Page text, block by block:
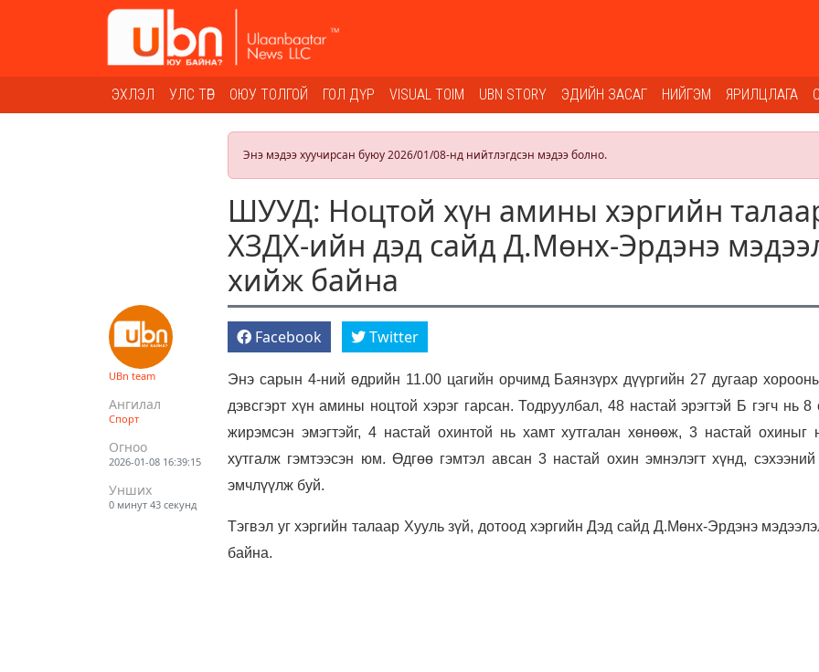
ЭХЛЭЛ УЛС ТӨР ОЮУ ТОЛГОЙ ГОЛ ДҮР VISUAL TOIM UBN STORY ЭДИЙН ЗАСАГ НИЙГЭМ ЯРИЛЦЛАГА
Энэ мэдээ хуучирсан буюу 2026/01/08-нд нийтлэгдсэн мэдээ болно.
ШУУД: Ноцтой хүн амины хэргийн
ХЗДХ-ийн дэд сайд Д.Мөнх-Эрдэнэ
хийж байна
UBn team
Ангилал
Спорт
Огноо
2026-01-08 16:39:15
Унших
0 минут 43 секунд
Facebook Twitter
Энэ сарын 4-ний өдрийн 11.00 цагийн орчимд Баянзүрх дүүргийн 27 дугаар
дэвсгэрт хүн амины ноцтой хэрэг гарсан. Тодруулбал, 48 настай эрэгтэй Б гэгч нь 8
жирэмсэн эмэгтэйг, 4 настай охинтой нь хамт хутгалан хөнөөж, 3 настай охиныг
хутгалж гэмтээсэн юм. Өдгөө гэмтэл авсан 3 настай охин эмнэлэгт хүнд, сэхээний
эмчлүүлж буй.
Тэгвэл уг хэргийн талаар Хууль зүй, дотоод хэргийн Дэд сайд Д.Мөнх-Эрдэнэ
байна.